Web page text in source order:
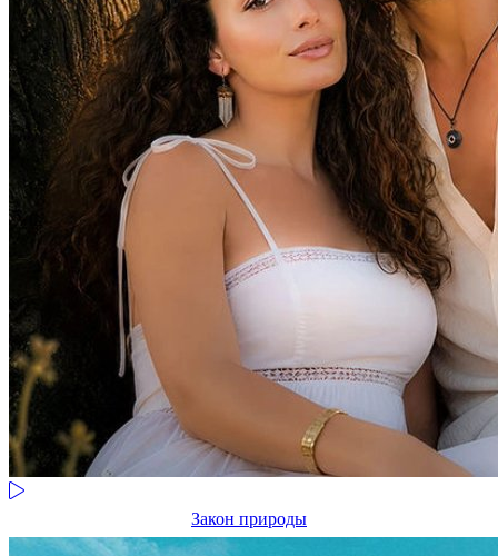
Закон природы